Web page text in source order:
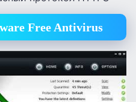
Free Antivirus